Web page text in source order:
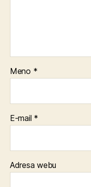
Meno *
E-mail *
Adresa webu